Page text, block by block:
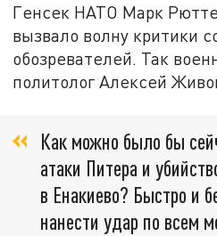
Генсек НАТО Марк
вызвало волну критики
обозревателей. Так
политолог Алексей
Как можно было бы
атаки Питера и
в Енакиево? Быстро и
нанести удар по всем